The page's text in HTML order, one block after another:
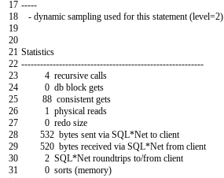
17
18
19
20
21
22
23
24
25
26
27
28
29
30
31
-----
- dynamic sampling used for this statement (level=2)
Statistics
----------------------------------------------------------
4 recursive calls
0 db block gets
88 consistent gets
1 physical reads
0 redo size
532 bytes sent via SQL*Net to client
520 bytes received via SQL*Net from client
2 SQL*Net roundtrips to/from client
0 sorts (memory)